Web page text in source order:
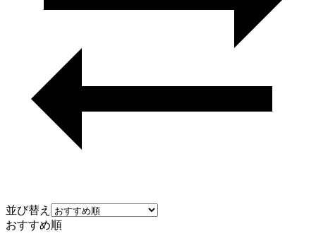
並び替え
おすすめ順